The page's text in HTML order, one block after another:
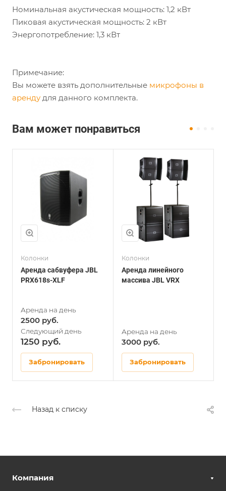
Номинальная акустическая мощность: 1,2 кВт
Пиковая акустическая мощность: 2 кВт
Энергопотребление: 1,3 кВт
Примечание:
Вы можете взять дополнительные микрофоны в
аренду для данного комплекта.
Вам может понравиться
Колонки
Аренда сабвуфера JBL
PRX618s-XLF
2500
1250
Забронировать
Колонки
Аренда линейного
массива JBL VRX
3000
Забронировать
Назад к списку
Компания